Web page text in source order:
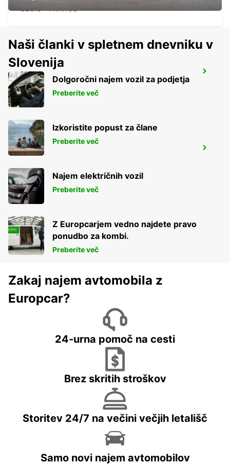
BLOIS - FRANCE
ARGENTAN
ARGENTAN - FRANCE
TOURS AIRPORT
Naši članki v spletnem dnevniku v
Slovenija
Dolgoročni najem vozil za podjetja
Preberite več
Izkoristite popust za člane
Preberite več
Najem električnih vozil
Preberite več
Z Europcarjem vedno najdete pravo
ponudbo za kombi.
Preberite več
Zakaj najem avtomobila z
Europcar?
24-urna pomoč na cesti
Brez skritih stroškov
Storitev 24/7 na večini večjih letališč
Samo novi najem avtomobilov